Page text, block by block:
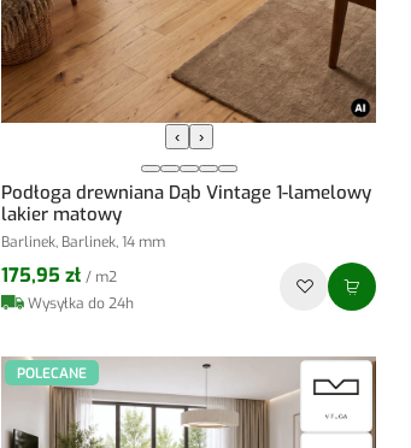
‹ ›
Podłoga drewniana Dąb Vintage 1-lamelowy
lakier matowy
Barlinek, Barlinek, 14 mm
175,95 zł / m2
Wysyłka do 24h
POLECANE